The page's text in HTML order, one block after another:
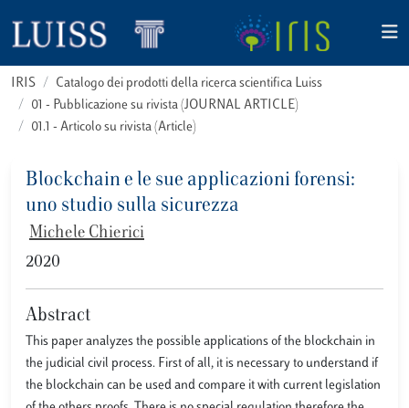
IRIS
Catalogo dei prodotti della ricerca scientifica Luiss
01 - Pubblicazione su rivista (JOURNAL ARTICLE)
01.1 - Articolo su rivista (Article)
Blockchain e le sue applicazioni forensi:
uno studio sulla sicurezza
Michele Chierici
2020
Abstract
This paper analyzes the possible applications of the blockchain in
the judicial civil process. First of all, it is necessary to understand if
the blockchain can be used and compare it with current legislation